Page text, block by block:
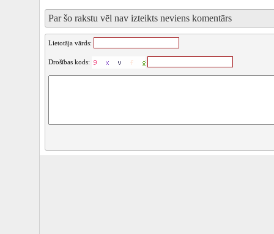
Par šo rakstu vēl nav izteikts neviens komentārs
Lietotāja vārds:
Drošības kods: